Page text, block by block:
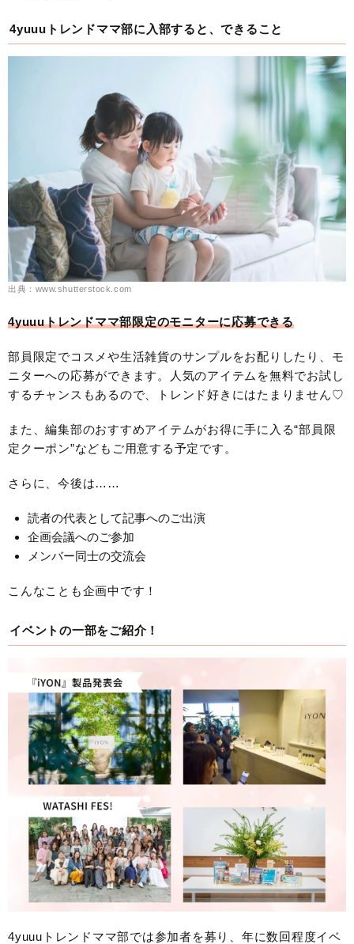
4yuuuトレンドママ部に入部すると、できること
出典：www.shutterstock.com
4yuuuトレンドママ部限定のモニターに応募できる
部員限定でコスメや生活雑貨のサンプルをお配りしたり、モ
ニターへの応募ができます。人気のアイテムを無料でお試し
するチャンスもあるので、トレンド好きにはたまりません♡
また、編集部のおすすめアイテムがお得に手に入る“部員限
定クーポン”などもご用意する予定です。
さらに、今後は……
読者の代表として記事へのご出演
企画会議へのご参加
メンバー同士の交流会
こんなことも企画中です！
イベントの一部をご紹介！
4yuuuトレンドママ部では参加者を募り、年に数回程度イベ